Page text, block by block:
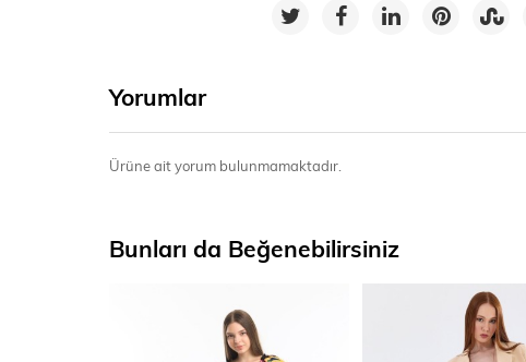
Yorumlar
Ürüne ait yorum bulunmamaktadır.
Bunları da Beğenebilirsiniz